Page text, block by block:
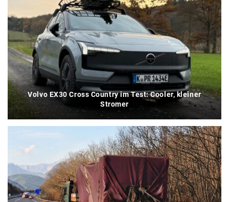
Volvo EX30 Cross Country im Test: Cooler, kleiner
Stromer